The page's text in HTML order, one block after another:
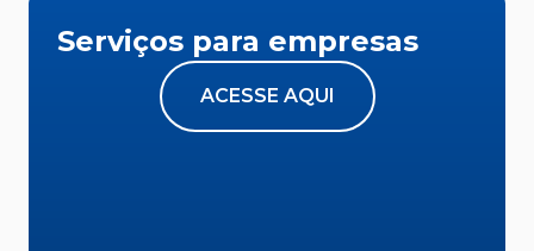
Serviços para empresas
ACESSE AQUI